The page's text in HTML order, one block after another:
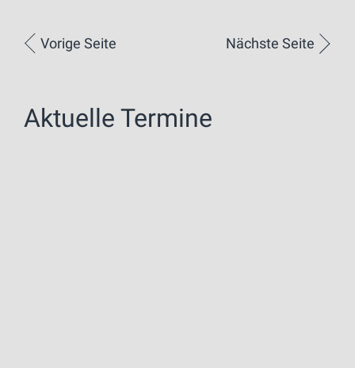
Vorige Seite Nächste Seite
Aktuelle Termine